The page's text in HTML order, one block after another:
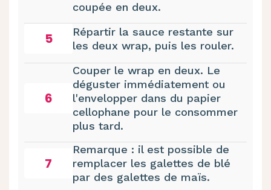
coupée en deux.
5
Répartir la sauce restante sur
les deux wrap, puis les rouler.
6
Couper le wrap en deux. Le
déguster immédiatement ou
l'envelopper dans du papier
cellophane pour le consommer
plus tard.
7
Remarque : il est possible de
remplacer les galettes de blé
par des galettes de maïs.